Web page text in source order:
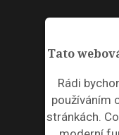
Tato
Rádi
používáním
stránkách.